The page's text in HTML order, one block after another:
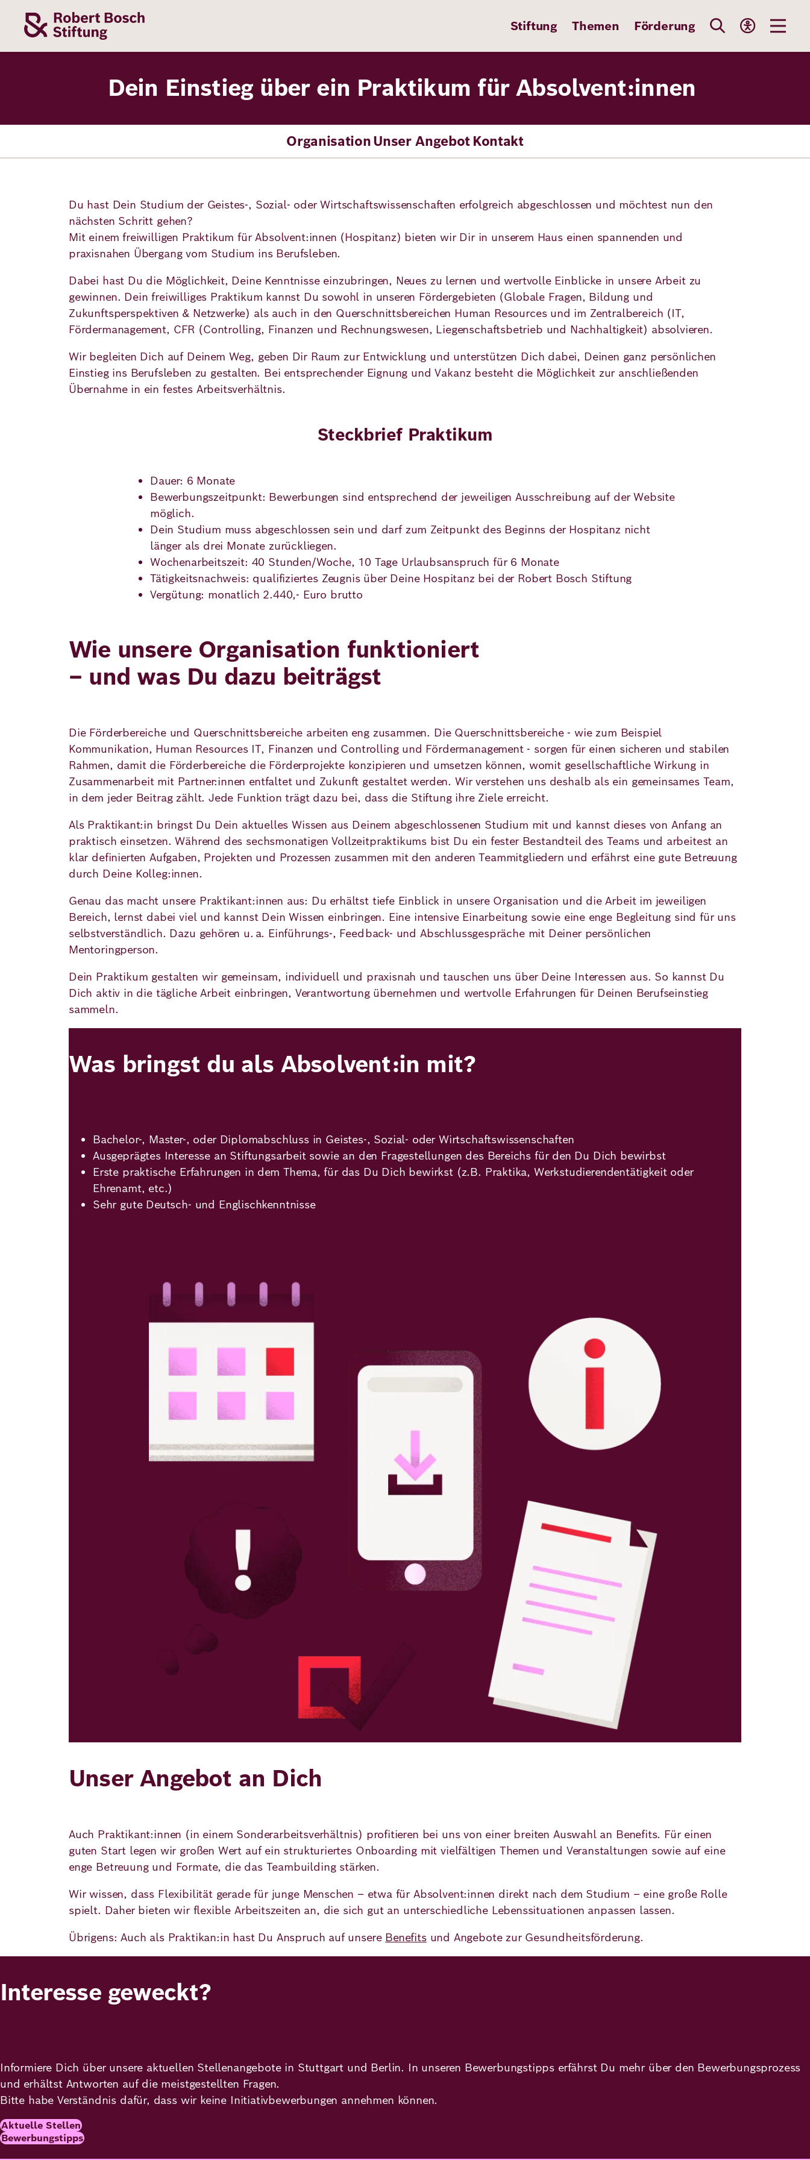
Inhalt
Stiftung Themen Förderung
Förderung
Karriere
Presse
Publikationen
Stiftung
Robert Bosch
Werte und
Haltung
Jahresbericht
Kontakt
und
Einrichtungen
Themen
Gesundheit
Resilienz
Demokratie
Frieden
Migration
Förderung
Projekte
Aktuelle
Ausschreibungen
Karriere
Bewerbungstipps
Stellenangebote
Dein Einstieg über ein Praktikum für Absolvent:innen
OrganisationUnser Angebot Kontakt
Du hast Dein Studium der Geistes-, Sozial- oder Wirtschaftswissenschaften erfolgreich abgeschlossen und möchtest nun den
nächsten Schritt gehen?
Mit einem freiwilligen Praktikum für Absolvent:innen (Hospitanz) bieten wir Dir in unserem Haus einen spannenden und
praxisnahen Übergang vom Studium ins Berufsleben.
Dabei hast Du die Möglichkeit, Deine Kenntnisse einzubringen, Neues zu lernen und wertvolle Einblicke in unsere Arbeit zu
gewinnen. Dein freiwilliges Praktikum kannst Du sowohl in unseren Fördergebieten (Globale Fragen, Bildung und
Zukunftsperspektiven & Netzwerke) als auch in den Querschnittsbereichen Human Resources und im Zentralbereich (IT,
Fördermanagement, CFR (Controlling, Finanzen und Rechnungswesen, Liegenschaftsbetrieb und Nachhaltigkeit) absolvieren.
Wir begleiten Dich auf Deinem Weg, geben Dir Raum zur Entwicklung und unterstützen Dich dabei, Deinen ganz persönlichen
Einstieg ins Berufsleben zu gestalten. Bei entsprechender Eignung und Vakanz besteht die Möglichkeit zur anschließenden
Übernahme in ein festes Arbeitsverhältnis.
Steckbrief Praktikum
Dauer: 6 Monate
Bewerbungszeitpunkt: Bewerbungen sind entsprechend der jeweiligen Ausschreibung auf der Website
möglich.
Dein Studium muss abgeschlossen sein und darf zum Zeitpunkt des Beginns der Hospitanz nicht
länger als drei Monate zurückliegen.
Wochenarbeitszeit: 40 Stunden/Woche, 10 Tage Urlaubsanspruch für 6 Monate
Tätigkeitsnachweis: qualifiziertes Zeugnis über Deine Hospitanz bei der Robert Bosch Stiftung
Vergütung: monatlich 2.440,- Euro brutto
Wie unsere Organisation funktioniert
– und was Du dazu beiträgst
Die Förderbereiche und Querschnittsbereiche arbeiten eng zusammen. Die Querschnittsbereiche - wie zum Beispiel
Kommunikation, Human Resources IT, Finanzen und Controlling und Fördermanagement - sorgen für einen sicheren und stabilen
Rahmen, damit die Förderbereiche die Förderprojekte konzipieren und umsetzen können, womit gesellschaftliche Wirkung in
Zusammenarbeit mit Partner:innen entfaltet und Zukunft gestaltet werden. Wir verstehen uns deshalb als ein gemeinsames Team,
in dem jeder Beitrag zählt. Jede Funktion trägt dazu bei, dass die Stiftung ihre Ziele erreicht.
Als Praktikant:in bringst Du Dein aktuelles Wissen aus Deinem abgeschlossenen Studium mit und kannst dieses von Anfang an
praktisch einsetzen. Während des sechsmonatigen Vollzeitpraktikums bist Du ein fester Bestandteil des Teams und arbeitest an
klar definierten Aufgaben, Projekten und Prozessen zusammen mit den anderen Teammitgliedern und erfährst eine gute Betreuung
durch Deine Kolleg:innen.
Genau das macht unsere Praktikant:innen aus: Du erhältst tiefe Einblick in unsere Organisation und die Arbeit im jeweiligen
Bereich, lernst dabei viel und kannst Dein Wissen einbringen. Eine intensive Einarbeitung sowie eine enge Begleitung sind für uns
selbstverständlich. Dazu gehören u. a. Einführungs-, Feedback- und Abschlussgespräche mit Deiner persönlichen
Mentoringperson.
Dein Praktikum gestalten wir gemeinsam, individuell und praxisnah und tauschen uns über Deine Interessen aus. So kannst Du
Dich aktiv in die tägliche Arbeit einbringen, Verantwortung übernehmen und wertvolle Erfahrungen für Deinen Berufseinstieg
sammeln.
Was bringst du als Absolvent:in mit?
Bachelor-, Master-, oder Diplomabschluss in Geistes-, Sozial- oder Wirtschaftswissenschaften
Ausgeprägtes Interesse an Stiftungsarbeit sowie an den Fragestellungen des Bereichs für den Du Dich bewirbst
Erste praktische Erfahrungen in dem Thema, für das Du Dich bewirkst (z.B. Praktika, Werkstudierendentätigkeit oder
Ehrenamt, etc.)
Sehr gute Deutsch- und Englischkenntnisse
UnserAngebot an Dich
Auch Praktikant:innen (in einem Sonderarbeitsverhältnis) profitieren bei uns von einer breiten Auswahl an Benefits. Für einen
guten Start legen wir großen Wert auf ein strukturiertes Onboarding mit vielfältigen Themen und Veranstaltungen sowie auf eine
enge Betreuung und Formate, die das Teambuilding stärken.
Wir wissen, dass Flexibilität gerade für junge Menschen – etwa für Absolvent:innen direkt nach dem Studium – eine große Rolle
spielt. Daher bieten wir flexible Arbeitszeiten an, die sich gut an unterschiedliche Lebenssituationen anpassen lassen.
Übrigens: Auch als Praktikan:in hast Du Anspruch auf unsere Benefitsund Angebote zur Gesundheitsförderung.
Interesse geweckt?
Informiere Dich über unsere aktuellen Stellenangebote in Stuttgart und Berlin. In unseren Bewerbungstipps erfährst Du mehr über den Bewerbungsprozess
und erhältst Antworten auf die meistgestellten Fragen.
Bitte habe Verständnis dafür, dass wir keine Initiativbewerbungen annehmen können.
Aktuelle Stellen
Bewerbungstipps